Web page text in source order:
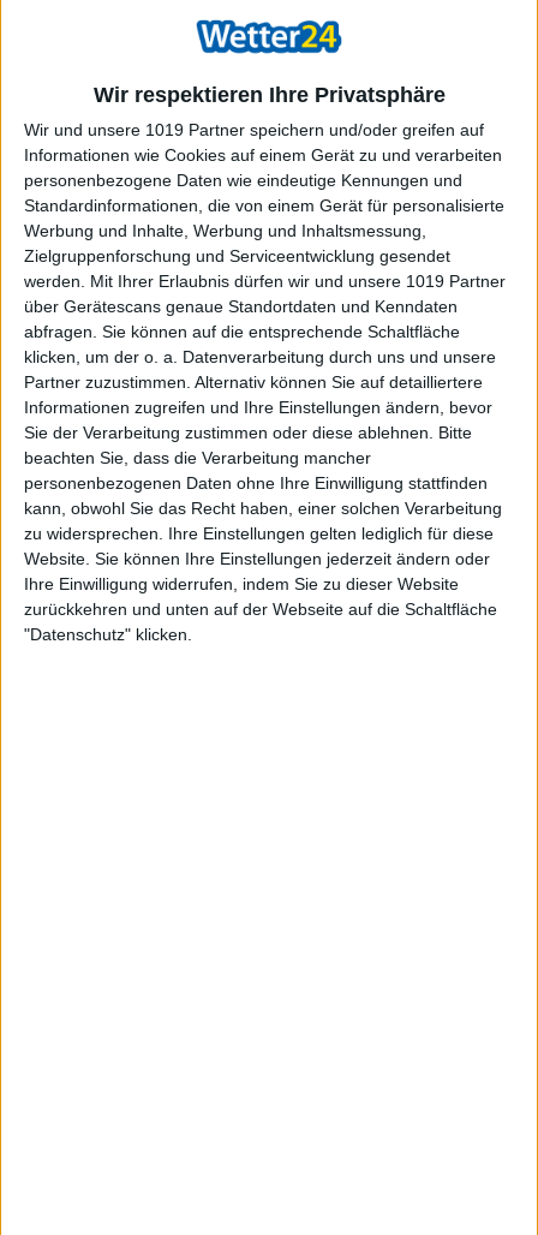
Wir respektieren Ihre Privatsphäre
Wir und unsere 1019 Partner speichern und/oder greifen auf
Informationen wie Cookies auf einem Gerät zu und verarbeiten
personenbezogene Daten wie eindeutige Kennungen und
Standardinformationen, die von einem Gerät für personalisierte
Werbung und Inhalte, Werbung und Inhaltsmessung,
Zielgruppenforschung und Serviceentwicklung gesendet
werden.
Mit Ihrer Erlaubnis dürfen wir und unsere 1019 Partner
über Gerätescans genaue Standortdaten und Kenndaten
abfragen. Sie können auf die entsprechende Schaltfläche
klicken, um der o. a. Datenverarbeitung durch uns und unsere
Partner zuzustimmen. Alternativ können Sie auf detailliertere
Informationen zugreifen und Ihre Einstellungen ändern, bevor
Sie der Verarbeitung zustimmen oder diese ablehnen.
Bitte
beachten Sie, dass die Verarbeitung mancher
personenbezogenen Daten ohne Ihre Einwilligung stattfinden
kann, obwohl Sie das Recht haben, einer solchen Verarbeitung
zu widersprechen. Ihre Einstellungen gelten lediglich für diese
Website. Sie können Ihre Einstellungen jederzeit ändern oder
Ihre Einwilligung widerrufen, indem Sie zu dieser Website
zurückkehren und unten auf der Webseite auf die Schaltfläche
"Datenschutz" klicken.